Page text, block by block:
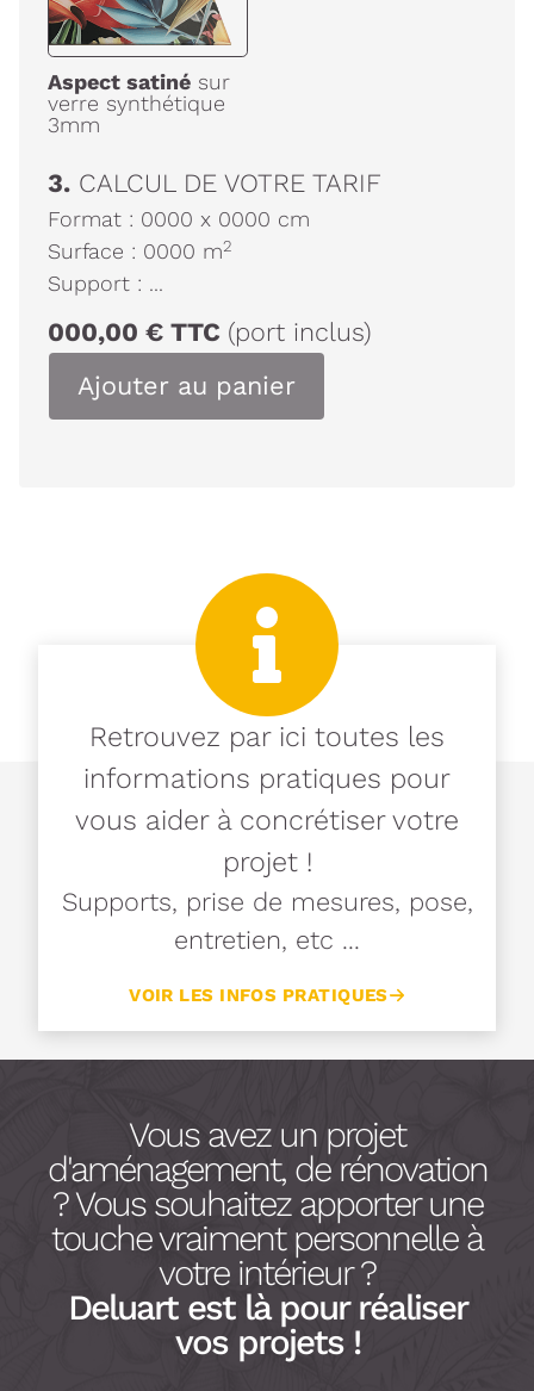
Aspect satiné sur
verre synthétique
3mm
3. CALCUL DE VOTRE TARIF
Format : 0000 x 0000 cm
Surface : 0000 m2
Support : ...
000,00 € TTC (port inclus)
Ajouter au panier
Retrouvez par ici toutes les
informations pratiques pour
vous aider à concrétiser votre
projet !
Supports, prise de mesures, pose,
entretien, etc ...
VOIR LES INFOS PRATIQUES
Vous avez un projet
d'aménagement, de rénovation
? Vous souhaitez apporter une
touche vraiment personnelle à
votre intérieur ?
Deluart est là pour réaliser
vos projets !